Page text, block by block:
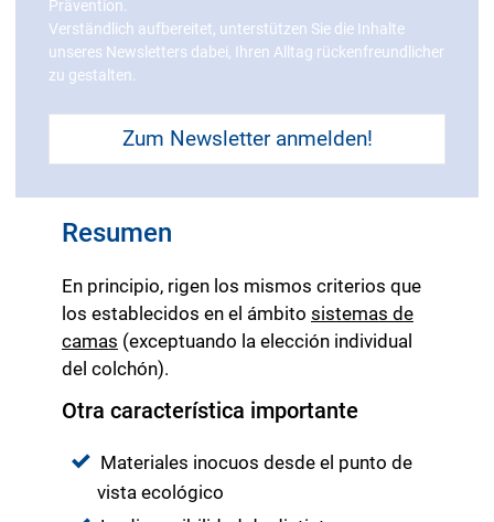
que animar a los huéspedes a ponerse de
pie de vez en cuando; los escritorios de pie,
por ejemplo, pueden ayudar a ello. Al
ejemplo en forma de una entrada de ducha
Resumen
En principio, rigen los mismos criterios que
los establecidos en el ámbito sistemas de
camas (exceptuando la elección individual
del colchón).
Otra característica importante
Materiales inocuos desde el punto de
vista ecológico
Prävention.
Verständlich aufbereitet, unterstützen Sie die Inhalte
unseres Newsletters dabei, Ihren Alltag rückenfreundlicher
zu gestalten.
Zum Newsletter anmelden!